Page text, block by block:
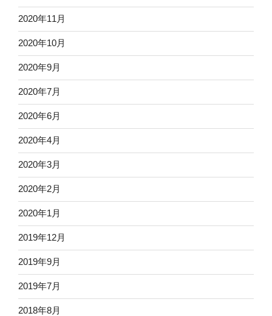
2020年11月
2020年10月
2020年9月
2020年7月
2020年6月
2020年4月
2020年3月
2020年2月
2020年1月
2019年12月
2019年9月
2019年7月
2018年8月